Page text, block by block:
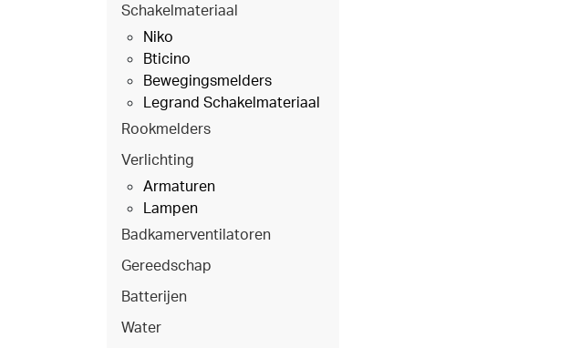
Schakelmateriaal
Niko
Bticino
Bewegingsmelders
Legrand Schakelmateriaal
Rookmelders
Verlichting
Armaturen
Lampen
Badkamerventilatoren
Gereedschap
Batterijen
Water